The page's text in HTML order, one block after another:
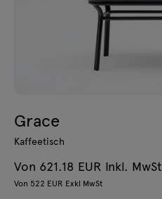
Grace
Kaffeetisch
Von 621.18 EUR Inkl. MwSt
Von 522 EUR Exkl MwSt